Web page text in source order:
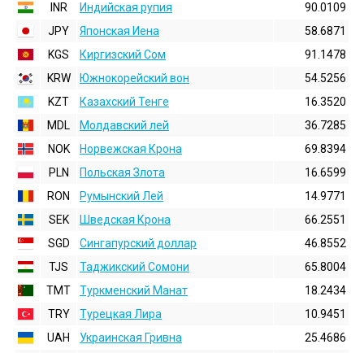
INR
Индийская pупия
90.0109
JPY
Японская Иена
58.6871
KGS
Киргизский Сом
91.1478
KRW
Южнокорейский вон
54.5256
KZT
Казахский Тенге
16.3520
MDL
Молдавский лей
36.7285
NOK
Норвежская Крона
69.8394
PLN
Польская Злота
16.6599
RON
Румынский Лей
14.9771
SEK
Шведская Крона
66.2551
SGD
Сингапурский доллар
46.8552
TJS
Таджикский Сомони
65.8004
TMT
Туркменский Манат
18.2434
TRY
Турецкая Лира
10.9451
UAH
Украинская Гривна
25.4686